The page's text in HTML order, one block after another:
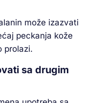
može izazvati
peckanja kože
prolazi.
sa drugim